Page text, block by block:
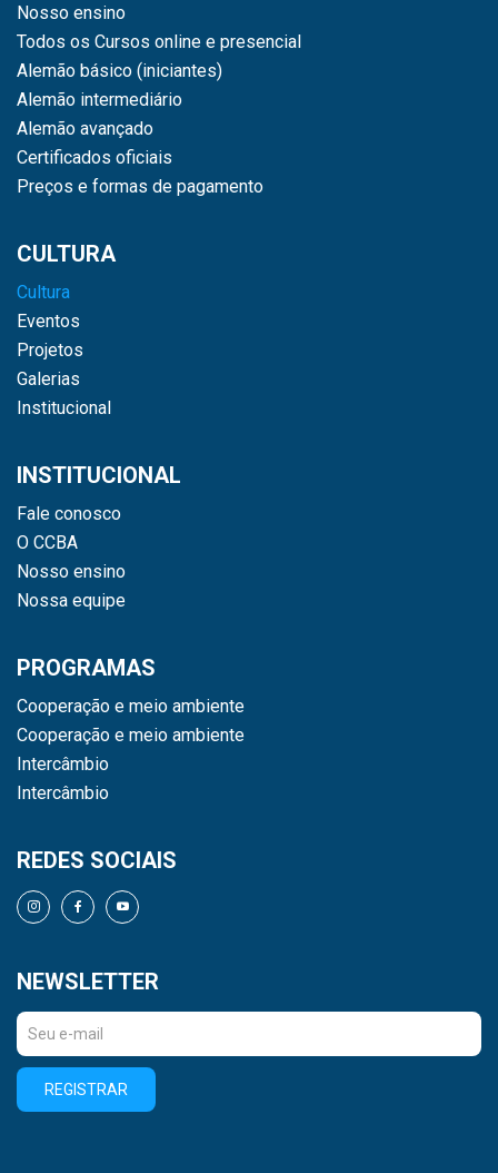
Nosso ensino
Todos os Cursos online e presencial
Alemão básico (iniciantes)
Alemão intermediário
Alemão avançado
Certificados oficiais
Preços e formas de pagamento
CULTURA
Cultura
Eventos
Projetos
Galerias
Institucional
INSTITUCIONAL
Fale conosco
O CCBA
Nosso ensino
Nossa equipe
PROGRAMAS
Cooperação e meio ambiente
Cooperação e meio ambiente
Intercâmbio
Intercâmbio
REDES SOCIAIS
NEWSLETTER
REGISTRAR